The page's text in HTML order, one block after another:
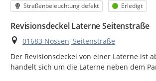
Kategorie
Straßenbeleuchtung defekt Status
Erledigt
Revisionsdeckel Laterne Seitenstraße
Ort
01683 Nossen, Seitenstraße
Der Revisionsdeckel von einer Laterne ist
handelt sich um die Laterne neben dem